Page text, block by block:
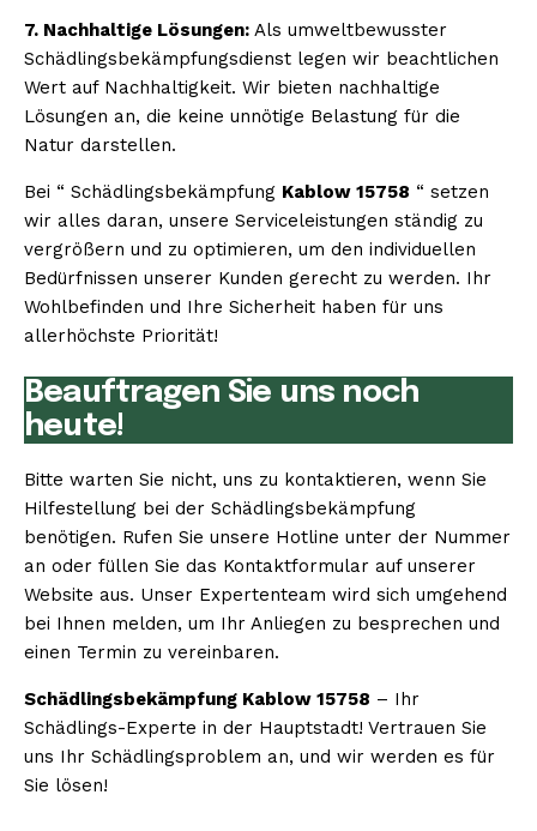
7. Nachhaltige Lösungen: Als umweltbewusster
Schädlingsbekämpfungsdienst legen wir beachtlichen
Wert auf Nachhaltigkeit. Wir bieten nachhaltige
Lösungen an, die keine unnötige Belastung für die
Natur darstellen.
Bei “ Schädlingsbekämpfung Kablow 15758 “ setzen
wir alles daran, unsere Serviceleistungen ständig zu
vergrößern und zu optimieren, um den individuellen
Bedürfnissen unserer Kunden gerecht zu werden. Ihr
Wohlbefinden und Ihre Sicherheit haben für uns
allerhöchste Priorität!
Beauftragen Sie uns noch
heute!
Bitte warten Sie nicht, uns zu kontaktieren, wenn Sie
Hilfestellung bei der Schädlingsbekämpfung
benötigen. Rufen Sie unsere Hotline unter der Nummer
an oder füllen Sie das Kontaktformular auf unserer
Website aus. Unser Expertenteam wird sich umgehend
bei Ihnen melden, um Ihr Anliegen zu besprechen und
einen Termin zu vereinbaren.
Schädlingsbekämpfung Kablow 15758 – Ihr
Schädlings-Experte in der Hauptstadt! Vertrauen Sie
uns Ihr Schädlingsproblem an, und wir werden es für
Sie lösen!